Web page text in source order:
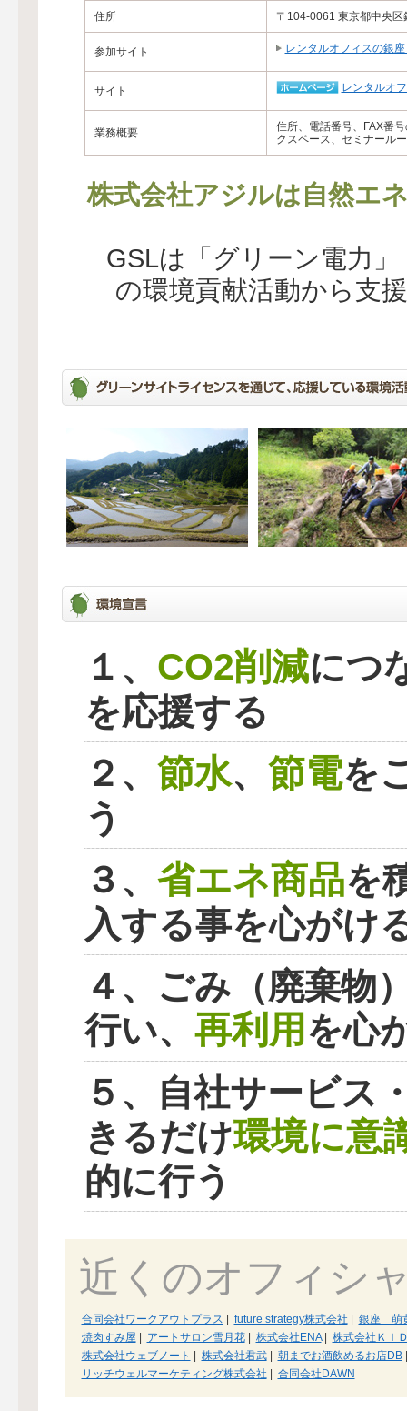
住所 〒104-0061 東京都中央
参加サイト レンタルオフィスの銀
サイト レンタルオ
業務概要
住所、電話番号、FAX番
クスペース、セミナール
株式会社アジルは自然エ
GSLは「グリーン電力
の環境貢献活動から支
１、 CO2削減につ
を応援する
２、 節水、 節電を
う
３、 省エネ商品を
入する事を心がけ
４、ごみ（廃棄物
行い、 再利用を心
５、自社サービス
きるだけ環境に意
的に行う
近くのオフィシ
合同会社ワークアウトプラス future strategy株式会社
銀座 萌
焼肉すみ屋
アートサロン雪月花| 株式会社ENA|
株式会社ＫＩ
株式会社ウェブノート
株式会社君武| 朝までお酒飲めるお店DB|
リッチウェルマーケティング株式会社
合同会社DAWN